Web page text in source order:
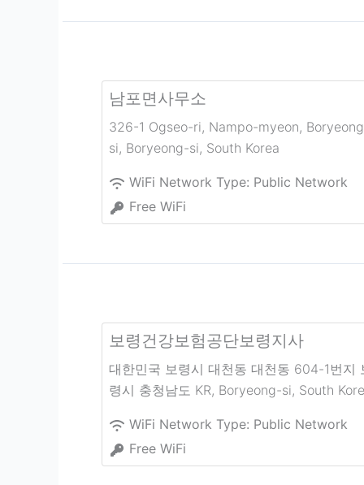
남포면사무소
326-1 Ogseo-ri, Nampo-myeon,
si, Boryeong-si, South Korea
WiFi Network Type: Public Network
Free WiFi
보령건강보험공단보령지사
대한민국 보령시 대천동 대천동 604-1번지
령시 충청남도 KR, Boryeong-si, South
WiFi Network Type: Public Network
Free WiFi